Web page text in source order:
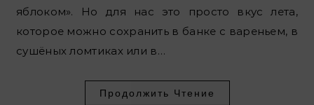
яблоком». Но для нас это просто вкус лета,
которое можно сохранить в банке с вареньем, в
сушёных ломтиках или в…
Продолжить Чтение